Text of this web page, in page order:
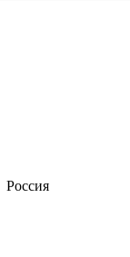
Россия